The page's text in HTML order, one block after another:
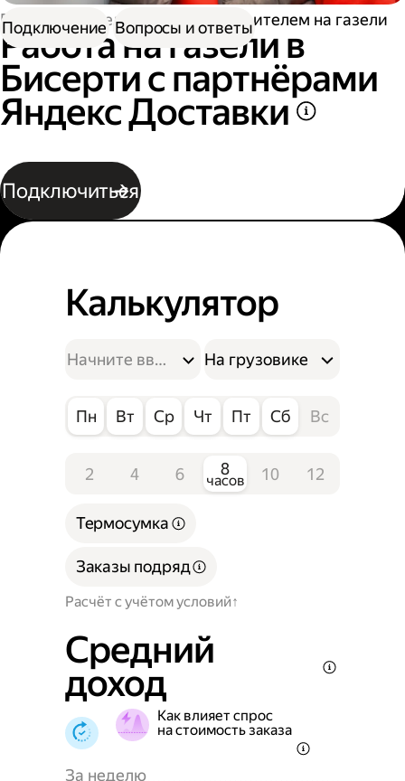
Работа водителем Работа водителем на газели
Работа на газели в
Бисерти с партнёрами
Яндекс Доставки
Подключиться
Подключение Вопросы и ответы
Калькулятор
На грузовике
Пн Вт Ср Чт Пт Сб Вс
2 4 6 8
часов 10 12
Расчёт с учётом условий
Термосумка
Заказы подряд
Средний
доход
Как влияет спрос
на стоимость заказа
За неделю